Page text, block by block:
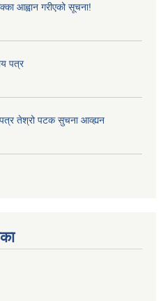
आह्वान गरीएको सूचना!
पत्र
तेश्रो पटक सुचना आव्ह्यन